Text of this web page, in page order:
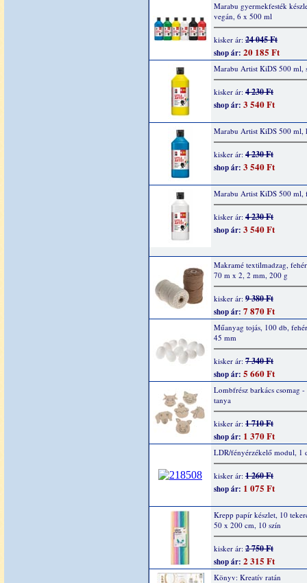
Marabu gyermekfesték
vegán, 6 x 500 ml
kisker ár: 24 045 Ft
shop ár: 20 185 Ft
Marabu Artist KiDS 500 ml,
kisker ár: 4 230 Ft
shop ár: 3 540 Ft
Marabu Artist KiDS 500 ml,
kisker ár: 4 230 Ft
shop ár: 3 540 Ft
Marabu Artist KiDS 500 ml,
kisker ár: 4 230 Ft
shop ár: 3 540 Ft
Makramé textilmadzag,
70 m x 2, 2 mm, 200 g
kisker ár: 9 380 Ft
shop ár: 7 870 Ft
Műanyag tojás, 100 db,
45 mm
kisker ár: 7 340 Ft
shop ár: 5 660 Ft
Lombfrész barkács csomag
tanya
kisker ár: 1 710 Ft
shop ár: 1 370 Ft
LDR/fényérzékelő modul, 1
kisker ár: 1 260 Ft
shop ár: 1 075 Ft
Krepp papír készlet, 10
50 x 200 cm, 10 szín
kisker ár: 2 750 Ft
shop ár: 2 315 Ft
Könyv: Kreatív ratán